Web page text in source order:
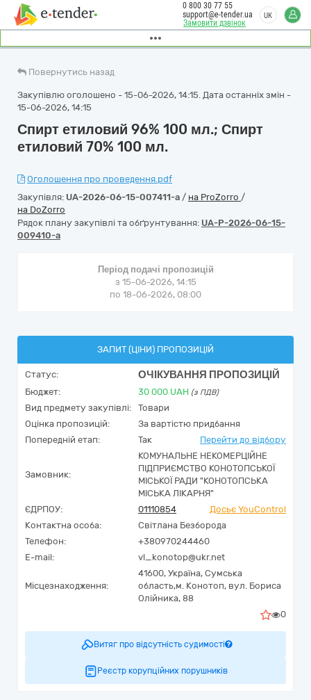
Замовити дзвінок
0 800 30 77 55
support@e-tender.ua
UK
Повернутись назад
Закупівлю оголошено - 15-06-2026, 14:15. Дата останніх змін -
15-06-2026, 14:15
Спирт етиловий 96% 100 мл.; Спирт
етиловий 70% 100 мл.
Оголошення про проведення.pdf
Закупівля: UA-2026-06-15-007411-a / на ProZorro /
на DoZorro
Рядок плану закупівлі та обґрунтування: UA-P-2026-06-15-
009410-a
Період подачі пропозицій
з 15-06-2026, 14:15
по 18-06-2026, 08:00
ЗАПИТ (ЦІНИ) ПРОПОЗИЦІЙ
Статус: ОЧІКУВАННЯ ПРОПОЗИЦІЙ
Бюджет: 30 000 UAH (з ПДВ)
Вид предмету закупівлі:
Товари
Оцінка пропозицій:
За вартістю придбання
Попередній етап:
Так Перейти до відбору
Замовник:
КОМУНАЛЬНЕ НЕКОМЕРЦІЙНЕ
ПІДПРИЄМСТВО КОНОТОПСЬКОЇ
МІСЬКОЇ РАДИ "КОНОТОПСЬКА
МІСЬКА ЛІКАРНЯ"
ЄДРПОУ:
01110854
Досьє YouControl
Контактна особа:
Світлана Безборода
Телефон:
+380970244460
E-mail:
vl_konotop@ukr.net
Місцезнаходження:
41600, Україна, Сумська
область,м. Конотоп, вул. Бориса
Олійника, 88
0
Витяг про відсутність судимості
Реєстр корупційних порушників